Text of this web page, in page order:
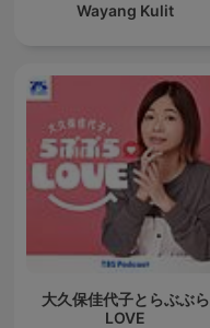
Wayang Kulit
大久保佳代子とらぶぶら
LOVE